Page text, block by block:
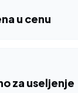
u cenu
za useljenje